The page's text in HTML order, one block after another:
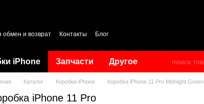
обмен и возврат Контакты Блог
iPhone Запчасти Другое
Каталог Коробки iPhone Коробка iPhone 11 Pro Midnight Green
iPhone 11 Pro